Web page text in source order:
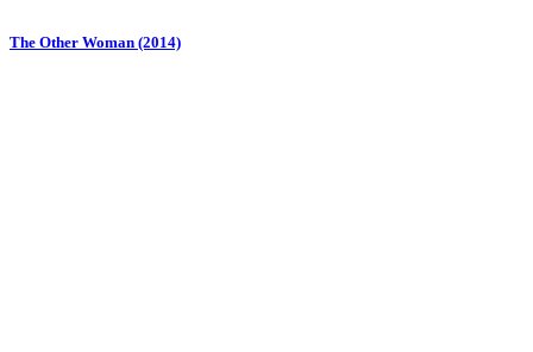
The Other Woman (2014)